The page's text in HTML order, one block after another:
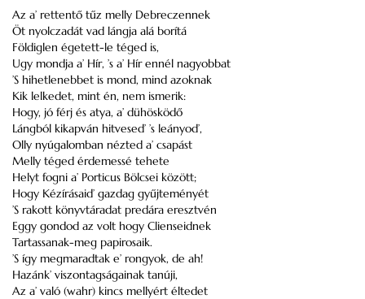
Az a’ rettentő tűz melly Debreczennek
Öt nyolczadát vad lángja alá borítá
Földiglen égetett-le téged is,
Ugy mondja a’ Hír, ’s a’ Hír ennél nagyobbat
’S hihetlenebbet is mond, mind azoknak
Kik lelkedet, mint én, nem ismerik:
Hogy, jó férj és atya, a’ dühösködő
Lángból kikapván hitvesed’ ’s leányod’,
Olly nyúgalomban nézted a’ csapást
Melly téged érdemessé tehete
Helyt fogni a’ Porticus Bölcsei között;
Hogy Kézírásaid’ gazdag gyűjteményét
’S rakott könyvtáradat predára eresztvén
Eggy gondod az volt hogy Clienseidnek
Tartassanak-meg papirosaik.
’S így megmaradtak e’ rongyok, de ah!
Hazánk’ viszontagságainak tanúji,
Az a’ való (wahr) kincs mellyért éltedet